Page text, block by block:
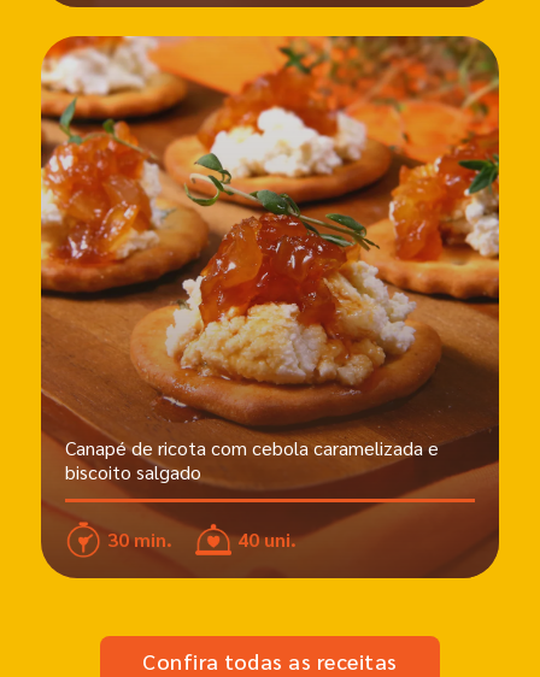
Canapé de ricota com cebola caramelizada e
biscoito salgado
30 min. 40 uni.
Confira todas as receitas